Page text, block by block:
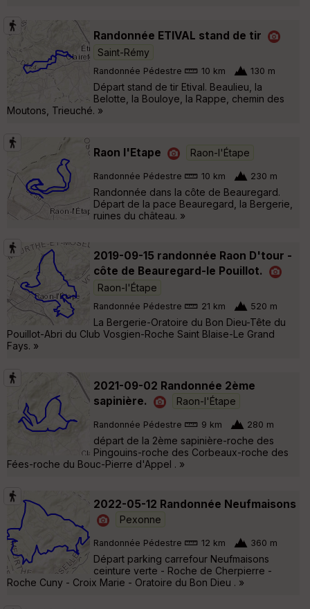
Randonnée ETIVAL stand de tir
Saint-Rémy
Randonnée Pédestre 10 km 130 m
Départ stand de tir Etival. Beaulieu, la
Belotte, la Bouloye, la Rappe, chemin des
Moutons, Trieuché. »
Raon l'Etape Raon-l'Étape
Randonnée Pédestre 10 km 230 m
Randonnée dans la côte de Beauregard.
Départ de la pace Beauregard, la Bergerie,
ruines du château. »
2019-09-15 randonnée Raon D'tour -
côte de Beauregard-le Pouillot.
Raon-l'Étape
Randonnée Pédestre 21 km 520 m
La Bergerie-Oratoire du Bon Dieu-Tête du
Pouillot-Abri du Club Vosgien-Roche Saint Blaise-Le Grand
Fays. »
2021-09-02 Randonnée 2ème
sapinière.
Raon-l'Étape
Randonnée Pédestre 9 km 280 m
départ de la 2ème sapinière-roche des
Pingouins-roche des Corbeaux-roche des
Fées-roche du Bouc-Pierre d'Appel . »
2022-05-12 Randonnée Neufmaisons
Pexonne
Randonnée Pédestre 12 km 360 m
Départ parking carrefour Neufmaisons
ceinture verte - Roche de Cherpierre -
Roche Cuny - Croix Marie - Oratoire du Bon Dieu . »